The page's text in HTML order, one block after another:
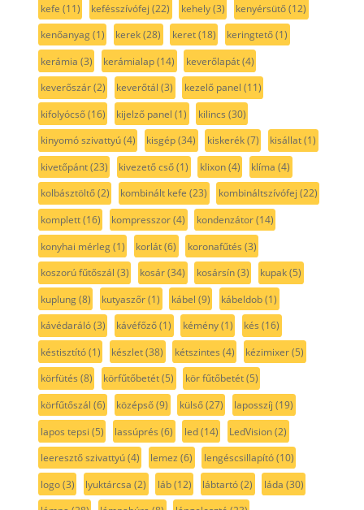
kefe (11) kefésszívófej (22) kehely(3) kenyérsütő(12)
kenőanyag(1) kerek(28) keret(18) keringtető(1)
kerámia (3) kerámialap(14) keverőlapát(4)
keverőszár(2) keverőtál (3) kezelő panel (11)
kifolyócső(16) kijelző panel (1) kilincs (30)
kinyomó szivattyú(4) kisgép(34) kiskerék(7) kisállat(1)
kivetőpánt(23) kivezető cső(1) klixon(4) klíma (4)
kolbásztöltő(2) kombinált kefe (23) kombináltszívófej (22)
komplett(16) kompresszor(4) kondenzátor(14)
konyhai mérleg(1) korlát(6) koronafűtés (3)
koszorú fűtőszál (3) kosár(34) kosársín(3) kupak(5)
kuplung(8) kutyaszőr(1) kábel (9) kábeldob(1)
kávédaráló(3) kávéfőző(1) kémény(1) kés (16)
késtisztító(1) készlet(38) kétszintes (4) kézimixer(5)
körfütés (8) körfűtőbetét(5) kör fűtőbetét(5)
körfűtőszál (6) középső(9) külső(27) laposszíj (19)
lapos tepsi (5) lassúprés (6) led(14) LedVision(2)
leeresztő szivattyú(4) lemez (6) lengéscsillapító(10)
logo(3) lyuktárcsa (2) láb(12) lábtartó(2) láda (30)